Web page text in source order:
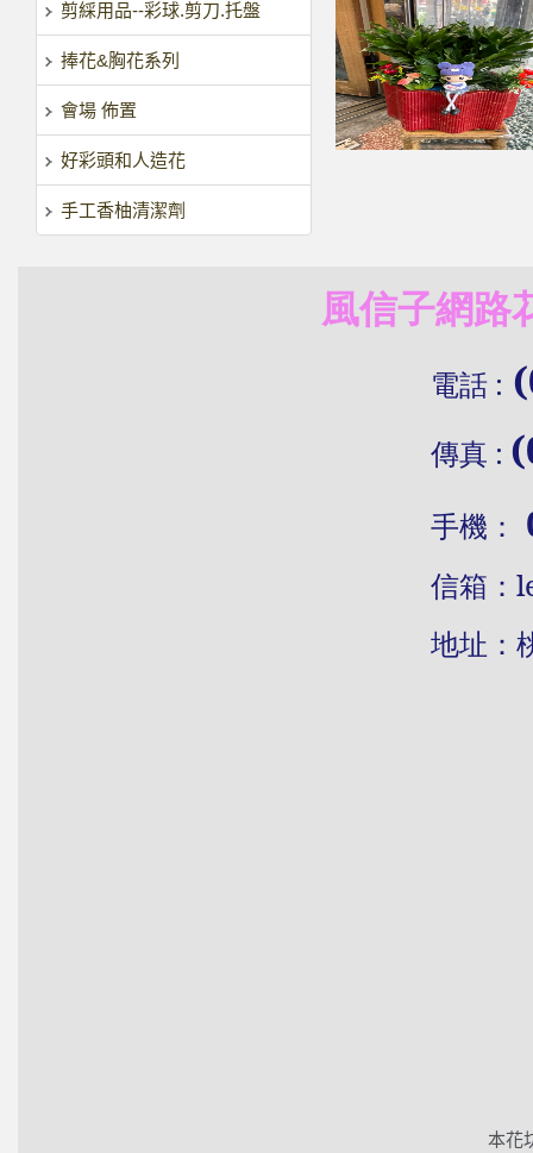
剪綵用品--彩球.剪刀.托盤
捧花&胸花系列
會場 佈置
好彩頭和人造花
手工香柚清潔劑
風信子網路
電話 :
傳真 :
手機：
信箱：
地址：桃園
本花